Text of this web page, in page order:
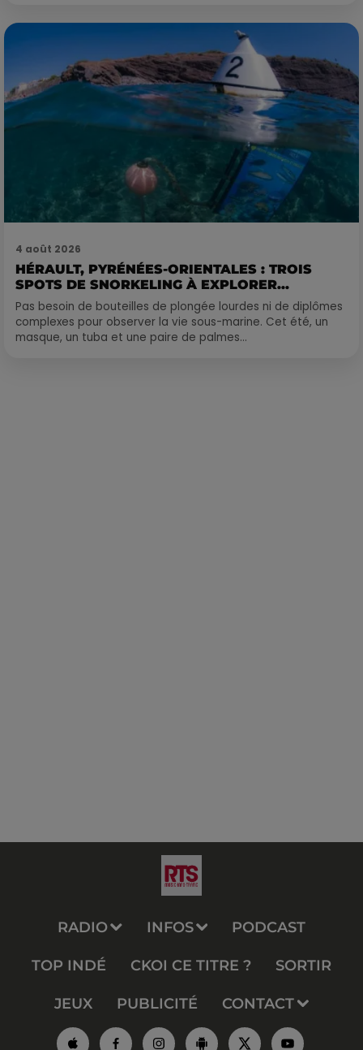
4 août 2026
HÉRAULT, PYRÉNÉES-ORIENTALES : TROIS
SPOTS DE SNORKELING À EXPLORER...
Pas besoin de bouteilles de plongée lourdes ni de diplômes
complexes pour observer la vie sous-marine. Cet été, un
masque, un tuba et une paire de palmes...
RADIO INFOS PODCAST
TOP INDÉ CKOI CE TITRE ? SORTIR
JEUX PUBLICITÉ CONTACT